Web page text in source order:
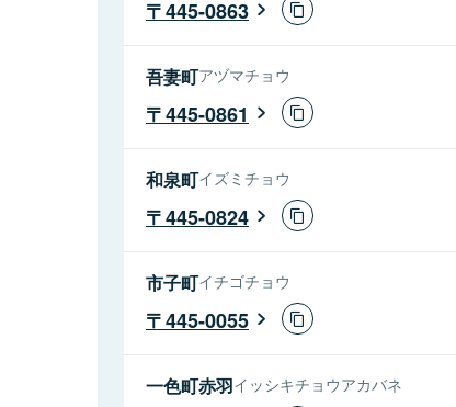
445-0863
吾妻町アヅマチョウ
445-0861
和泉町イズミチョウ
445-0824
市子町イチゴチョウ
445-0055
一色町赤羽イッシキチョウアカバネ